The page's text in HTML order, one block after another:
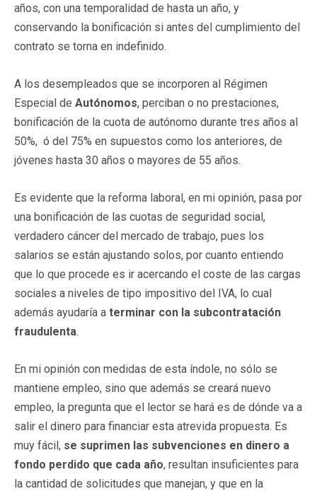
años, con una temporalidad de hasta un año, y
conservando la bonificación si antes del cumplimiento del
contrato se torna en indefinido.
A los desempleados que se incorporen al Régimen
Especial de Autónomos, perciban o no prestaciones,
bonificación de la cuota de autónomo durante tres años al
50%, ó del 75% en supuestos como los anteriores, de
jóvenes hasta 30 años o mayores de 55 años.
Es evidente que la reforma laboral, en mi opinión, pasa por
una bonificación de las cuotas de seguridad social,
verdadero cáncer del mercado de trabajo, pues los
salarios se están ajustando solos, por cuanto entiendo
que lo que procede es ir acercando el coste de las cargas
sociales a niveles de tipo impositivo del IVA, lo cual
además ayudaría a terminar con la subcontratación
fraudulenta.
En mi opinión con medidas de esta índole, no sólo se
mantiene empleo, sino que además se creará nuevo
empleo, la pregunta que el lector se hará es de dónde va a
salir el dinero para financiar esta atrevida propuesta. Es
muy fácil, se suprimen las subvenciones en dinero a
fondo perdido que cada año, resultan insuficientes para
la cantidad de solicitudes que manejan, y que en la